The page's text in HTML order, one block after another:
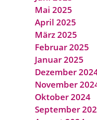
Mai 2025
April 2025
März 2025
Februar 2025
Januar 2025
Dezember
November
Oktober 2024
September